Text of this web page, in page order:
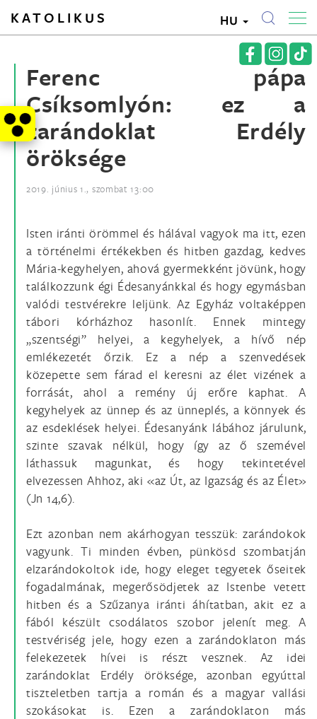
KATOLIKUS HU
Ferenc pápa
Csíksomlyón: ez a
zarándoklat Erdély
öröksége
2019. június 1., szombat 13:00
Isten iránti örömmel és hálával vagyok ma itt, ezen
a történelmi értékekben és hitben gazdag, kedves
Mária-kegyhelyen, ahová gyermekként jövünk, hogy
találkozzunk égi Édesanyánkkal és hogy egymásban
valódi testvérekre leljünk. Az Egyház voltaképpen
tábori kórházhoz hasonlít. Ennek mintegy
„szentségi” helyei, a kegyhelyek, a hívő nép
emlékezetét őrzik. Ez a nép a szenvedések
közepette sem fárad el keresni az élet vizének a
forrását, ahol a remény új erőre kaphat. A
kegyhelyek az ünnep és az ünneplés, a könnyek és
az esdeklések helyei. Édesanyánk lábához járulunk,
szinte szavak nélkül, hogy így az ő szemével
láthassuk magunkat, és hogy tekintetével
elvezessen Ahhoz, aki «az Út, az Igazság és az Élet»
(Jn 14,6).
Ezt azonban nem akárhogyan tesszük: zarándokok
vagyunk. Ti minden évben, pünkösd szombatján
elzarándokoltok ide, hogy eleget tegyetek őseitek
fogadalmának, megerősödjetek az Istenbe vetett
hitben és a Szűzanya iránti áhítatban, akit ez a
fából készült csodálatos szobor jelenít meg. A
testvériség jele, hogy ezen a zarándoklaton más
felekezetek hívei is részt vesznek. Az idei
zarándoklat Erdély öröksége, azonban egyúttal
tiszteletben tartja a román és a magyar vallási
szokásokat is. Ezen a zarándoklaton más